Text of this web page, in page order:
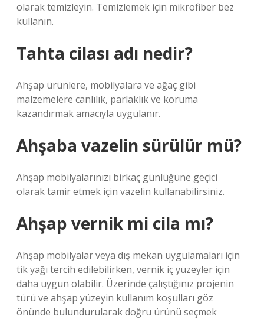
olarak temizleyin. Temizlemek için mikrofiber bez
kullanın.
Tahta cilası adı nedir?
Ahşap ürünlere, mobilyalara ve ağaç gibi
malzemelere canlılık, parlaklık ve koruma
kazandırmak amacıyla uygulanır.
Ahşaba vazelin sürülür mü?
Ahşap mobilyalarınızı birkaç günlüğüne geçici
olarak tamir etmek için vazelin kullanabilirsiniz.
Ahşap vernik mi cila mı?
Ahşap mobilyalar veya dış mekan uygulamaları için
tik yağı tercih edilebilirken, vernik iç yüzeyler için
daha uygun olabilir. Üzerinde çalıştığınız projenin
türü ve ahşap yüzeyin kullanım koşulları göz
önünde bulundurularak doğru ürünü seçmek